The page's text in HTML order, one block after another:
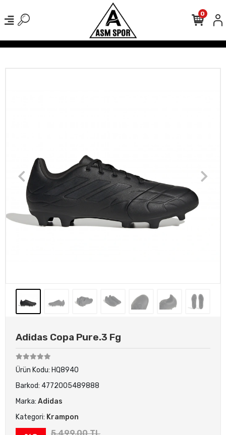
Kargo Ücretsiz! 500 TL Üzeri Tüm Alışverişlerinizde
0
Adidas Copa Pure.3 Fg
Ürün Kodu: HQ8940
Barkod: 4772005489888
Marka: Adidas
Kategori: Krampon